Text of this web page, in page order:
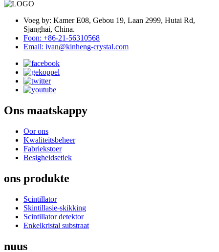
Voeg by: Kamer E08, Gebou 19, Laan 2999, Hutai Rd,
Sjanghai, China.
Foon: +86-21-56310568
Email: ivan@kinheng-crystal.com
Ons maatskappy
Oor ons
Kwaliteitsbeheer
Fabriekstoer
Besigheidsetiek
ons produkte
Scintillator
Skintillasie-skikking
Scintillator detektor
Enkelkristal substraat
nuus